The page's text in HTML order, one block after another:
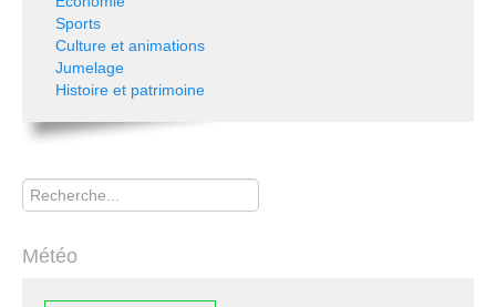
Sports
Culture et animations
Jumelage
Histoire et patrimoine
Rechercher
Météo